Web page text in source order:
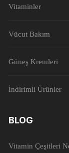
Vitaminler
Vücut Bakım
Güneş Kremleri
İndirimli Ürünler
BLOG
Vitamin Çeşitleri